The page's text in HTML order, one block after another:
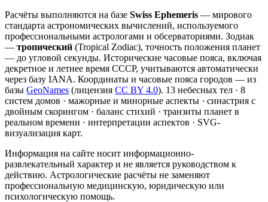
Расчёты выполняются на базе Swiss Ephemeris — мирового
стандарта астрономических вычислений, используемого
профессиональными астрологами и обсерваториями. Зодиак
— тропический (Tropical Zodiac), точность положения планет
— до угловой секунды. Исторические часовые пояса, включая
декретное и летнее время СССР, учитываются автоматически
через базу IANA. Координаты и часовые пояса городов — из
базы GeoNames (лицензия CC BY 4.0). 13 небесных тел · 8
систем домов · мажорные и минорные аспекты · синастрия с
двойным скорингом · баланс стихий · транзиты планет в
реальном времени · интерпретации аспектов · SVG-
визуализация карт.
Информация на сайте носит информационно-
развлекательный характер и не является руководством к
действию. Астрологические расчёты не заменяют
профессиональную медицинскую, юридическую или
психологическую помощь.